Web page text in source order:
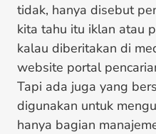
tidak, hanya disebut
kita tahu itu iklan atau
kalau diberitakan di
website portal
Tapi ada juga yang
digunakan untuk
hanya bagian